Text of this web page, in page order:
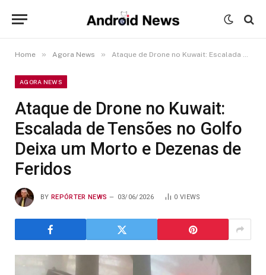
Home » Agora News » Ataque de Drone no Kuwait: Escalada de Tensões no Golfo Deixa um Morto e Dezenas de Feridos
AGORA NEWS
Ataque de Drone no Kuwait:
Escalada de Tensões no Golfo
Deixa um Morto e Dezenas de
Feridos
BY REPÓRTER NEWS 03/06/2026 0 VIEWS